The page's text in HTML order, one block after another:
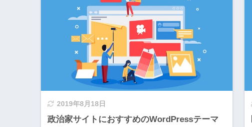
2019年8月18日
政治家サイトにおすすめのWordPressテーマ